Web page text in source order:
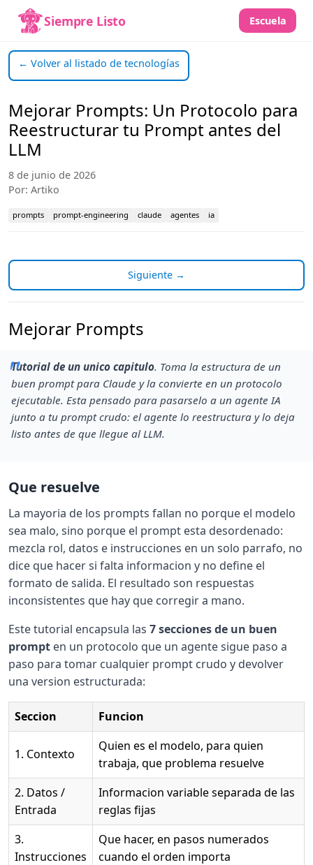
Siempre Listo Escuela
← Volver al listado de tecnologías
Mejorar Prompts: Un Protocolo para
Reestructurar tu Prompt antes del
LLM
8 de junio de 2026
Por: Artiko
prompts prompt-engineering claude agentes ia
Siguiente →
Mejorar Prompts
Tutorial de un unico capitulo. Toma la estructura de un
buen prompt para Claude y la convierte en un protocolo
ejecutable. Esta pensado para pasarselo a un agente IA
junto a tu prompt crudo: el agente lo reestructura y lo deja
listo antes de que llegue al LLM.
Que resuelve
La mayoria de los prompts fallan no porque el modelo
sea malo, sino porque el prompt esta desordenado:
mezcla rol, datos e instrucciones en un solo parrafo, no
dice que hacer si falta informacion y no define el
formato de salida. El resultado son respuestas
inconsistentes que hay que corregir a mano.
Este tutorial encapsula las 7 secciones de un buen
prompt en un protocolo que un agente sigue paso a
paso para tomar cualquier prompt crudo y devolver
una version estructurada:
Seccion Funcion
1. Contexto
Quien es el modelo, para quien
trabaja, que problema resuelve
2. Datos /
Entrada
Informacion variable separada de las
reglas fijas
3.
Instrucciones
Que hacer, en pasos numerados
cuando el orden importa